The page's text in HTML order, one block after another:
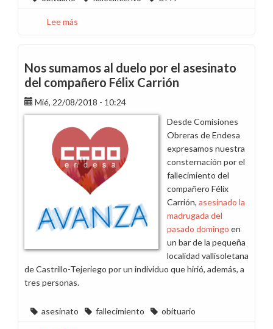
Lee más
accidente
de
ayer
en
Badajoz
Nos sumamos al duelo por el asesinato
del compañero Félix Carrión
Mié, 22/08/2018 - 10:24
Desde Comisiones
Obreras de Endesa
expresamos nuestra
consternación por el
fallecimiento del
compañero Félix
Carrión, asesinado la
madrugada del
pasado domingo en
un bar de la pequeña
localidad vallisoletana
de Castrillo-Tejeriego por un individuo que hirió, además, a
tres personas.
asesinato fallecimiento obituario